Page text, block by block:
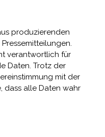
produzierenden
verantwortlich für
Daten. Trotz der
mit der
dass alle Daten wahr